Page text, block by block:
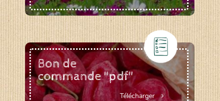
Bon de
commande "pdf"
Télécharger